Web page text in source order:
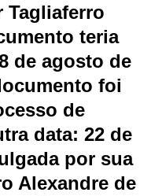
Tagliaferro
teria
de agosto de
foi
de
data: 22 de
por sua
Alexandre de